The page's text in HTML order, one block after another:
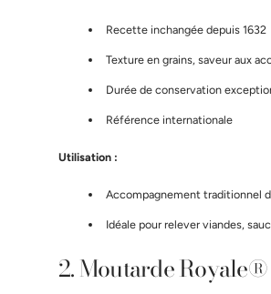
Recette inchangée depuis 1632
Texture en grains, saveur aux
Durée de conservation
Référence internationale
Utilisation :
Accompagnement traditionnel
Idéale pour relever viandes,
2. Moutarde